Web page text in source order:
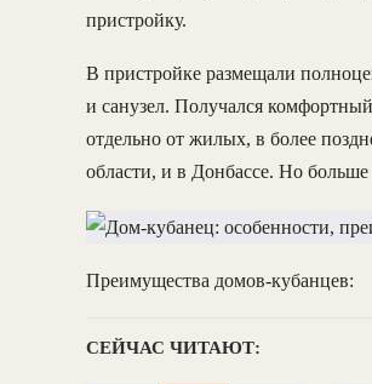
пристройку.
В пристройке размещали
и санузел. Получался
отдельно от жилых, в более
области, и в Донбассе. Но
Преимущества домов-кубанцев:
СЕЙЧАС ЧИТАЮТ: